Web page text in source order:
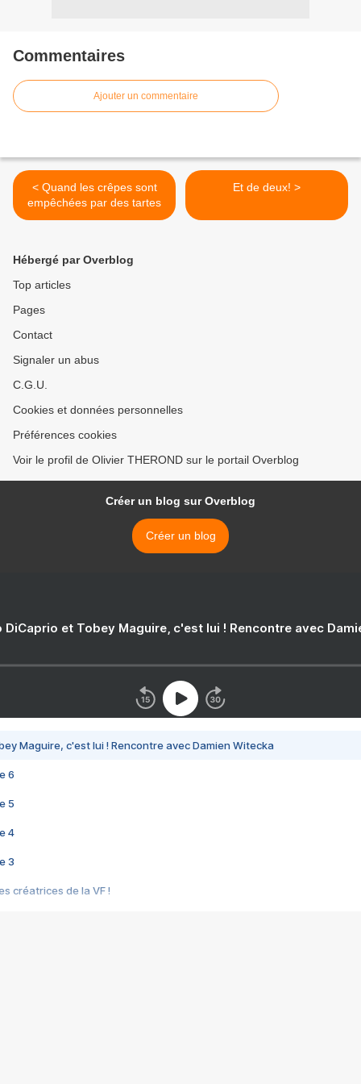
Commentaires
Ajouter un commentaire
< Quand les crêpes sont
empêchées par des tartes
Et de deux! >
Hébergé par Overblog
Top articles
Pages
Contact
Signaler un abus
C.G.U.
Cookies et données personnelles
Préférences cookies
Voir le profil de Olivier THEROND sur le portail Overblog
Créer un blog sur Overblog
Créer un blog
DiCaprio et Tobey Maguire, c'est lui ! Rencontre avec
Maguire, c'est lui ! Rencontre avec Damien Witecka
6
5
4
3
créatrices de la VF !